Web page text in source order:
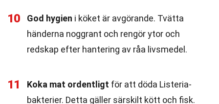
10 God hygien i köket är avgörande. Tvätta
händerna noggrant och rengör ytor och
redskap efter hantering av råa livsmedel.
11 Koka mat ordentligt för att döda Listeria-
bakterier. Detta gäller särskilt kött och fisk.